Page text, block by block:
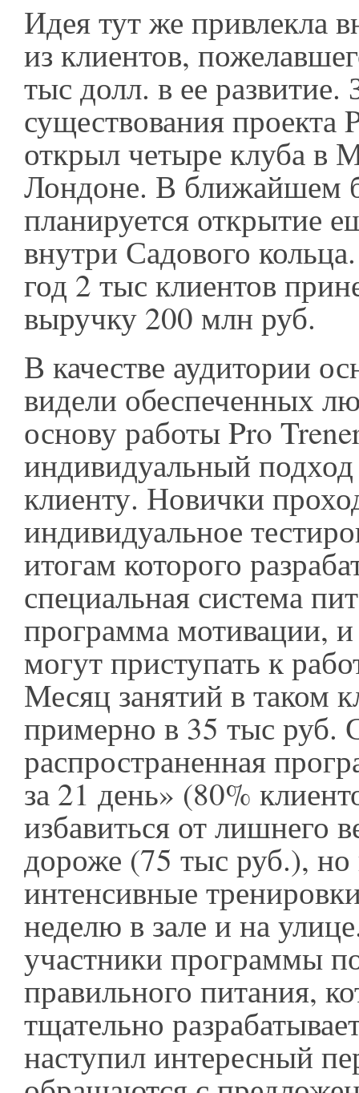
Идея тут же привлекла
из клиентов,
тыс долл. в ее развитие.
существования проекта
открыл четыре клуба в
Лондоне. В ближайшем
планируется открытие
внутри Садового
год 2 тыс клиентов
выручку 200 млн руб.
В качестве аудитории
видели обеспеченных
основу работы Pro
индивидуальный
клиенту. Новички
индивидуальное
итогам которого
специальная система
программа мотивации,
могут приступать к
Месяц занятий в таком
примерно в 35 тыс руб.
распространенная
за 21 день» (80%
избавиться от лишнего
дороже (75 тыс руб.), но
интенсивные
неделю в зале и на
участники программы
правильного питания,
тщательно
наступил интересный